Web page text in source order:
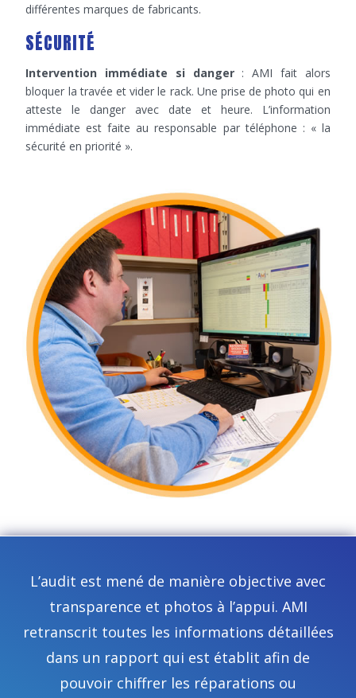
différentes marques de fabricants.
SÉCURITÉ
Intervention immédiate si danger: AMI fait alors
bloquer la travée et vider le rack. Une prise de photo qui en
atteste le danger avec date et heure. L’information
immédiate est faite au responsable par téléphone : « la
sécurité en priorité ».
L’audit est mené de manière objective avec
transparence et photos à l’appui. AMI
retranscrit toutes les informations détaillées
dans un rapport qui est établit afin de
pouvoir chiffrer les réparations ou